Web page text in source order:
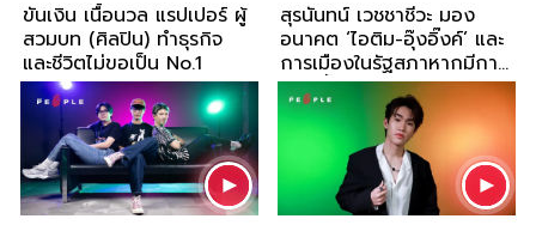
ขันเงิน เนื้อนวล แรปเปอร์ ผู้
สวมบท (ศิลปิน) ทำธุรกิจ
และชีวิตไม่ขอเป็น No.1
สุรนันทน์ เวชชาชีวะ มอง
อนาคต ‘ไอติม-อุ๊งอิ๊งค์’ และ
การเมืองในรัฐสภาหากมีการ
พลิกขั้ว